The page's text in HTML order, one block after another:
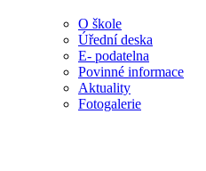
O škole
Úřední deska
E- podatelna
Povinné informace
Aktuality
Fotogalerie